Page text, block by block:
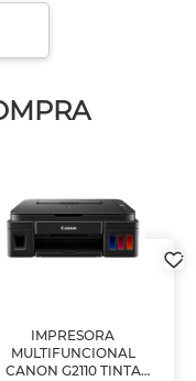
IMPRESORA
MULTIFUNCIONAL
CANON G2110 TINTA